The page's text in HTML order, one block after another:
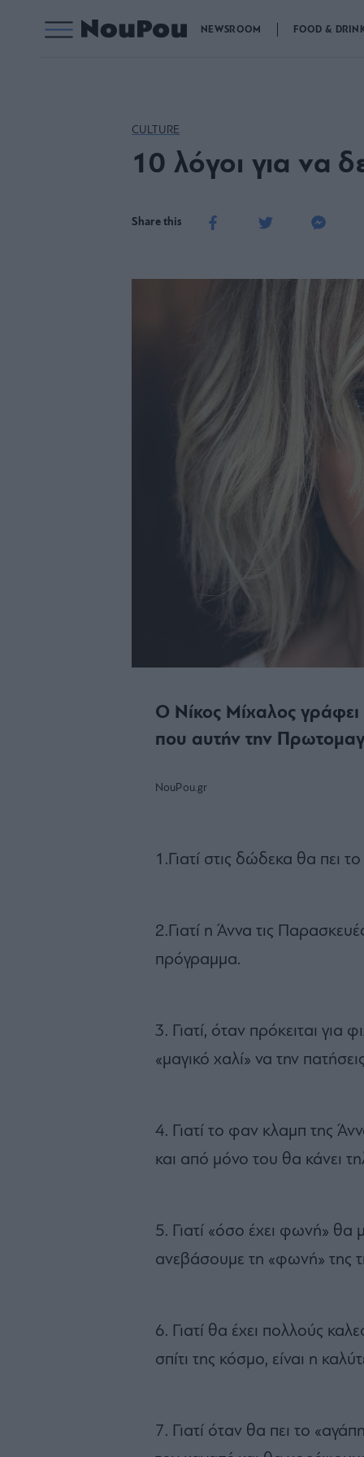
NEWSROOM FOOD &
CULTURE
10 λόγοι για να
Share this
Ο Νίκος Μίχαλος γράφει
που αυτήν την
NouPou.gr
1.Γιατί στις δώδεκα θα πει
2.Γιατί η Άννα τις
πρόγραμμα.
3. Γιατί, όταν πρόκειται για
«μαγικό χαλί» να την
4. Γιατί το φαν κλαμπ της
και από μόνο του θα κάνει
5. Γιατί «όσο έχει φωνή» θα
ανεβάσουμε τη «φωνή» της
6. Γιατί θα έχει πολλούς
σπίτι της κόσμο, είναι η
7. Γιατί όταν θα πει το